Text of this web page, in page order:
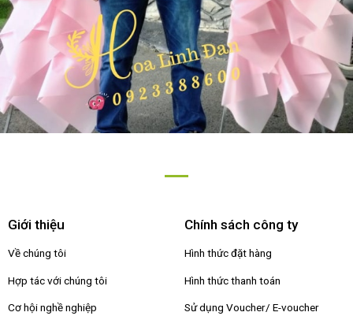
Giới thiệu
Về chúng tôi
Hợp tác với chúng tôi
Cơ hội nghề nghiệp
Chính sách công ty
Hình thức đặt hàng
Hình thức thanh toán
Sử dụng Voucher/ E-voucher